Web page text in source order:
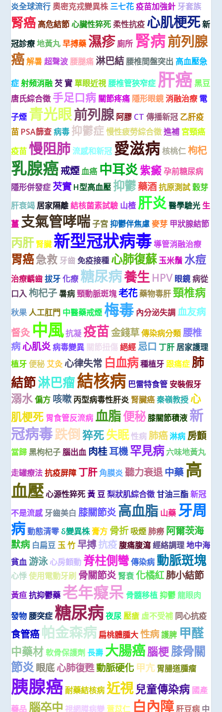
炎全球流行 奧密克戎變異株 三七花 疫苗加強針 牙套族
腎癌 高危結節 心臟性猝死 柔性抗疫 心肌梗死新
冠診療 地黃丸 早搏藥 濕疹 廁所 腎病前列腺
癌解暑 超聲波 腰腿痛 淋巴結 腰椎間盤突出 高血壓急
症 射頻消融 芡 實 單眼近視 腰椎管狹窄症 肝癌 黑豆
唐氏綜合徵 手足口病 關節疼痛 隱形眼鏡 消融治療 電
子煙 青光眼前列腺 阿膠 CT 傳播新冠 乙肝疫
苗 PSA篩查 病毒 抑鬱症 慢性疲勞綜合徵 進補 宮頸癌
疫苗 慢阻肺流感和新冠 愛滋病 核桃仁 枸杞
乳腺癌戒煙血癌 中耳炎紫癜 孕前糖尿病
隱形併發症 芡實 H型高血壓 抑鬱藥酒抗原測試 穀芽
肝衰竭 居家隔離 結核菌素試驗 山楂 肝炎醫學驗光 生
薑 支氣管哮喘子宮 抑鬱伴焦慮 麥芽 甲狀腺結節
丙肝 腎臟 新型冠狀病毒 導管消融治療
胃癌急救 牙齒 免疫接種 心肺復蘇玉米鬚 水痘
治療齲齒 拔牙 化療 糖尿病養生 HPV 眼鏡病從
口入 枸杞子暑病 頸動脈斑塊老花 藥物毒肝 頸椎病
秋果 人工肛門 中醫藥戒煙 梅毒 內分泌失調 血友病
督灸 中風抗凝 疫苗金錢草 傳染病分類 腰椎
病心肌炎病毒變異 關節扭傷 絕經 忌口 丁肝 居家護理
植牙 便秘 艾灸 心律失常 白血病種植牙 跟痛症 肺
結節淋巴瘤結核病 巴雷特食管 安裝假牙
溺水 偏方 咳嗽 丙型病毒性肝炎 腎臟癌 秦嶺教授 心
肌梗死 胃食管反流病 血脂便秘膝關節積液 新
冠病毒跌倒猝死失眠性病 肺癌淋病 房顫
當歸 黑枸杞子 腦出血 肉桂耳機罕見病 六味地黃丸
走罐療法 抗疫屏障 丁肝 角膜炎 聽力衰退中藥 高
血壓心源性猝死 黃 豆 梨狀肌綜合徵甘油三酯 新冠
不是流感 牙齒美白 膝關節炎高血脂 山藥 牙周
病 動態清零 δ變異株 膏方 骨折 吸煙 肺癆 阿爾茨海
默病 白扁豆 玉 竹 早搏抗疫 腹痛腹瀉 經絡調理 地中海
貧血 游泳 心房顫動 脊柱側彎傳染病 動脈斑塊
心悸 使用電動牙刷 骨關節炎 腎衰 化橘紅肺小結節
黃疸 抗抑鬱藥 老年癡呆 骨髓移植 抑鬱 龍眼肉
發物 腰突症 糖尿病夜尿 壓瘡 虛不受補 同心抗疫
食管癌 帕金森病 扁桃體腫大 性病護脾 甲醛
中藥材 軟骨保護劑 長壽 大腸癌腦梗膝骨關
節炎眼底心肺復甦動脈硬化 甲亢 胃腸道腫瘤
胰腺癌 耐藥結核病 近視 兒童傳染病 國產
藥品 腦卒中 視網膜病變 薏苡仁 白內障 肝豆病 中